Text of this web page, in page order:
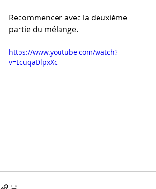
Recommencer avec la deuxième
partie du mélange.
https://www.youtube.com/watch?
v=LcuqaDlpxXc